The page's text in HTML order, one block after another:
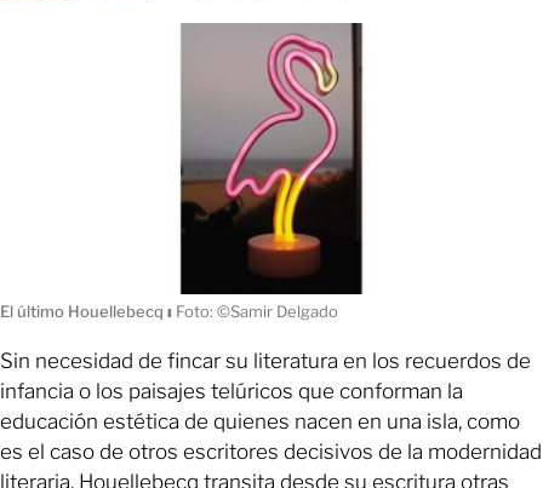
El último Houellebecq ı Foto: ©Samir Delgado
Sin necesidad de fincar su literatura en los recuerdos de
infancia o los paisajes telúricos que conforman la
educación estética de quienes nacen en una isla, como
es el caso de otros escritores decisivos de la modernidad
literaria, Houellebecq transita desde su escritura otras